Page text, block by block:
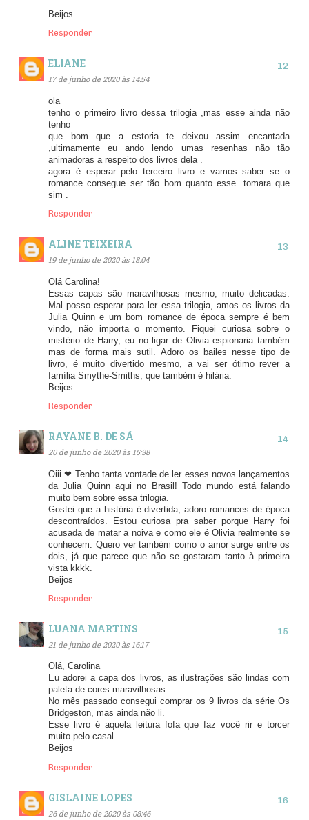
Beijos
Responder
ELIANE
17 de junho de 2020 às 14:54
ola
tenho o primeiro livro dessa trilogia ,mas esse ainda não
tenho
que bom que a estoria te deixou assim encantada
,ultimamente eu ando lendo umas resenhas não tão
animadoras a respeito dos livros dela .
agora é esperar pelo terceiro livro e vamos saber se o
romance consegue ser tão bom quanto esse .tomara que
sim .
Responder
ALINE TEIXEIRA
19 de junho de 2020 às 18:04
Olá Carolina!
Essas capas são maravilhosas mesmo, muito delicadas.
Mal posso esperar para ler essa trilogia, amos os livros da
Julia Quinn e um bom romance de época sempre é bem
vindo, não importa o momento. Fiquei curiosa sobre o
mistério de Harry, eu no ligar de Olivia espionaria também
mas de forma mais sutil. Adoro os bailes nesse tipo de
livro, é muito divertido mesmo, a vai ser ótimo rever a
família Smythe-Smiths, que também é hilária.
Beijos
Responder
RAYANE B. DE SÁ
20 de junho de 2020 às 15:38
Oiii ❤ Tenho tanta vontade de ler esses novos lançamentos
da Julia Quinn aqui no Brasil! Todo mundo está falando
muito bem sobre essa trilogia.
Gostei que a história é divertida, adoro romances de época
descontraídos. Estou curiosa pra saber porque Harry foi
acusada de matar a noiva e como ele é Olivia realmente se
conhecem. Quero ver também como o amor surge entre os
dois, já que parece que não se gostaram tanto à primeira
vista kkkk.
Beijos
Responder
LUANA MARTINS
21 de junho de 2020 às 16:17
Olá, Carolina
Eu adorei a capa dos livros, as ilustrações são lindas com
paleta de cores maravilhosas.
No mês passado consegui comprar os 9 livros da série Os
Bridgeston, mas ainda não li.
Esse livro é aquela leitura fofa que faz você rir e torcer
muito pelo casal.
Beijos
Responder
GISLAINE LOPES
26 de junho de 2020 às 08:46